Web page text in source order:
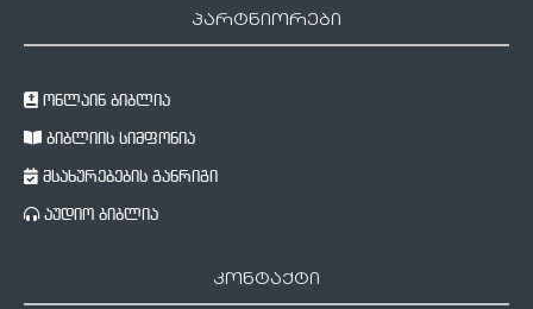
პარტნიორები
ონლაინ ბიბლია
ბიბლიის სიმფონია
მსახურებების განრიგი
აუდიო ბიბლია
კონტაქტი